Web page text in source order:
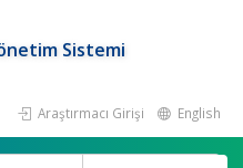
Sistemi
Araştırmacı Girişi English